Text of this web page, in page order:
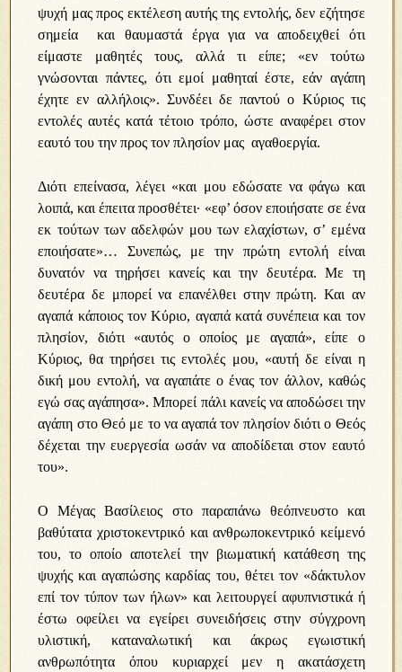
ψυχή μας προς εκτέλεση αυτής της εντολής, δεν εζήτησε
σημεία και θαυμαστά έργα για να αποδειχθεί ότι
είμαστε μαθητές τους, αλλά τι είπε; «εν τούτω
γνώσονται πάντες, ότι εμοί μαθηταί έστε, εάν αγάπη
έχητε εν αλλήλοις». Συνδέει δε παντού ο Κύριος τις
εντολές αυτές κατά τέτοιο τρόπο, ώστε αναφέρει στον
εαυτό του την προς τον πλησίον μας αγαθοεργία.
Διότι επείνασα, λέγει «και μου εδώσατε να φάγω και
λοιπά, και έπειτα προσθέτει∙ «εφ’ όσον εποιήσατε σε ένα
εκ τούτων των αδελφών μου των ελαχίστων, σ’ εμένα
εποιήσατε»… Συνεπώς, με την πρώτη εντολή είναι
δυνατόν να τηρήσει κανείς και την δευτέρα. Με τη
δευτέρα δε μπορεί να επανέλθει στην πρώτη. Και αν
αγαπά κάποιος τον Κύριο, αγαπά κατά συνέπεια και τον
πλησίον, διότι «αυτός ο οποίος με αγαπά», είπε ο
Κύριος, θα τηρήσει τις εντολές μου, «αυτή δε είναι η
δική μου εντολή, να αγαπάτε ο ένας τον άλλον, καθώς
εγώ σας αγάπησα». Μπορεί πάλι κανείς να αποδώσει την
αγάπη στο Θεό με το να αγαπά τον πλησίον διότι ο Θεός
δέχεται την ευεργεσία ωσάν να αποδίδεται στον εαυτό
του».
Ο Μέγας Βασίλειος στο παραπάνω θεόπνευστο και
βαθύτατα χριστοκεντρικό και ανθρωποκεντρικό κείμενό
του, το οποίο αποτελεί την βιωματική κατάθεση της
ψυχής και αγαπώσης καρδίας του, θέτει τον «δάκτυλον
επί τον τύπον των ήλων» και λειτουργεί αφυπνιστικά ή
έστω οφείλει να εγείρει συνειδήσεις στην σύγχρονη
υλιστική, καταναλωτική και άκρως εγωιστική
ανθρωπότητα όπου κυριαρχεί μεν η ακατάσχετη